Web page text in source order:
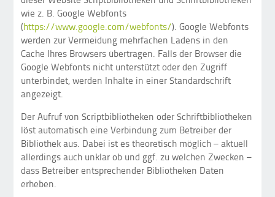
wie z. B. Google Webfonts
(https://www.google.com/webfonts/). Google Webfonts
werden zur Vermeidung mehrfachen Ladens in den
Cache Ihres Browsers übertragen. Falls der Browser die
Google Webfonts nicht unterstützt oder den Zugriff
unterbindet, werden Inhalte in einer Standardschrift
angezeigt.
Der Aufruf von Scriptbibliotheken oder Schriftbibliotheken
löst automatisch eine Verbindung zum Betreiber der
Bibliothek aus. Dabei ist es theoretisch möglich – aktuell
allerdings auch unklar ob und ggf. zu welchen Zwecken –
dass Betreiber entsprechender Bibliotheken Daten
erheben.